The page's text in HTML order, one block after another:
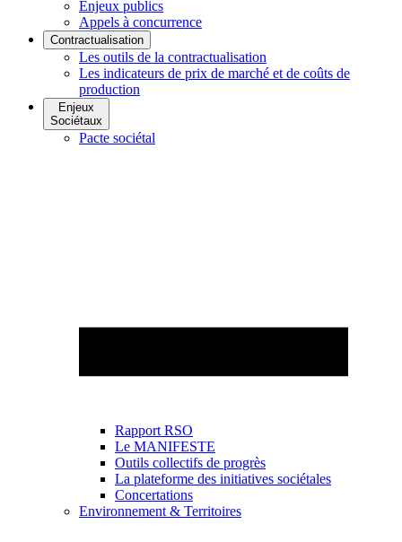
Enjeux publics
Appels à concurrence
Contractualisation
Les outils de la contractualisation
Les indicateurs de prix de marché et de coûts de
production
Enjeux
Sociétaux
Pacte sociétal
Rapport RSO
Le MANIFESTE
Outils collectifs de progrès
La plateforme des initiatives sociétales
Concertations
Environnement & Territoires